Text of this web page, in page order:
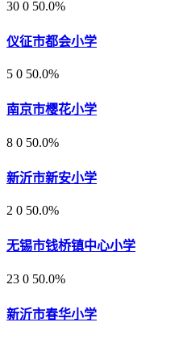
30 0 50.0%
仪征市都会小学
5 0 50.0%
南京市樱花小学
8 0 50.0%
新沂市新安小学
2 0 50.0%
无锡市钱桥镇中心小学
23 0 50.0%
新沂市春华小学